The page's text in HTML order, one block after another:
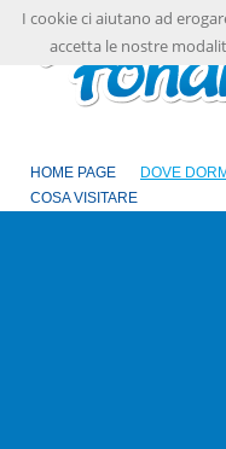
HOME PAGE DOVE
COSA VISITARE
I cookie ci aiutano ad
accetta le nostre